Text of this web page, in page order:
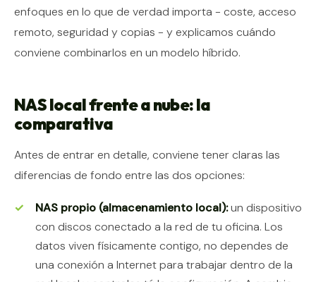
enfoques en lo que de verdad importa - coste, acceso
remoto, seguridad y copias - y explicamos cuándo
conviene combinarlos en un modelo híbrido.
NAS local frente a nube: la
comparativa
Antes de entrar en detalle, conviene tener claras las
diferencias de fondo entre las dos opciones:
NAS propio (almacenamiento local):un dispositivo
con discos conectado a la red de tu oficina. Los
datos viven físicamente contigo, no dependes de
una conexión a Internet para trabajar dentro de la